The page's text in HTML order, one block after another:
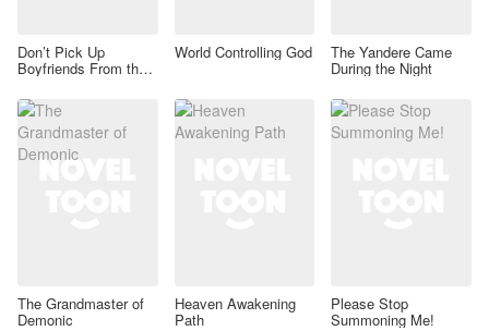
Don’t Pick Up
Boyfriends From the
World Controlling God The Yandere Came
During the Night
The Grandmaster of
Demonic
Heaven Awakening
Path
Please Stop
Summoning Me!